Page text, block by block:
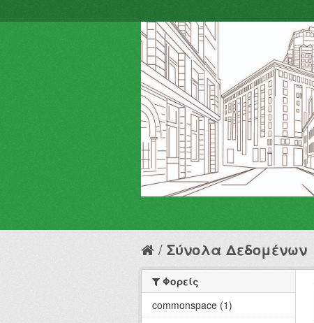
Σύνολα Δεδομένων
Φορείς
commonspace (1)